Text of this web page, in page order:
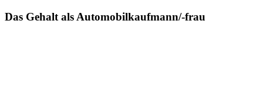
Das Gehalt als Automobilkaufmann/-frau